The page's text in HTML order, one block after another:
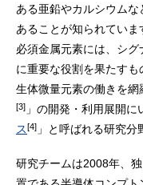
ある亜鉛やカルシウム
あることが知られてい
必須金属元素には、シ
に重要な役割を果たす
生体微量元素の働きを網
[3] 」の開発・利用展開
ス[4] 」と呼ばれる研究分
研究チームは2008年、